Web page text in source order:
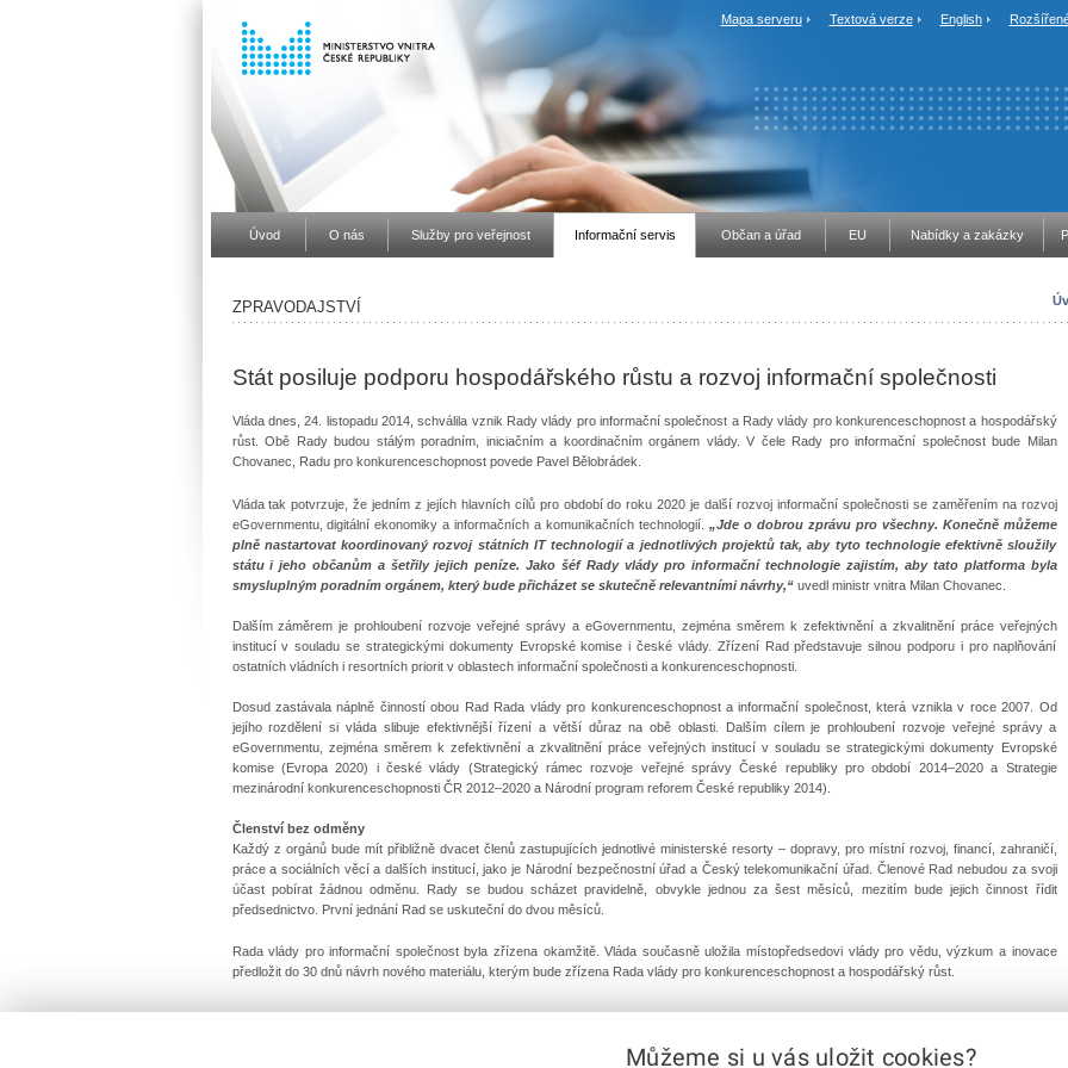
Mapa serveru Textová verze English
Úvod O nás Služby pro veřejnost Informační servis Občan a úřad EU Nabídky a zakázky
ZPRAVODAJSTVÍ
Stát posiluje podporu hospodářského růstu a rozvoj informační společnosti
Vláda dnes, 24. listopadu 2014, schválila vznik Rady vlády pro informační společnost a Rady vlády pro konkurenceschopnost a hospodářský
růst. Obě Rady budou stálým poradním, iniciačním a koordinačním orgánem vlády. V čele Rady pro informační společnost bude Milan
Chovanec, Radu pro konkurenceschopnost povede Pavel Bělobrádek.
Vláda tak potvrzuje, že jedním z jejích hlavních cílů pro období do roku 2020 je další rozvoj informační společnosti se zaměřením na rozvoj
eGovernmentu, digitální ekonomiky a informačních a komunikačních technologií. „Jde o dobrou zprávu pro všechny. Konečně můžeme
plně nastartovat koordinovaný rozvoj státních IT technologií a jednotlivých projektů tak, aby tyto technologie efektivně sloužily
státu i jeho občanům a šetřily jejich peníze. Jako šéf Rady vlády pro informační technologie zajistím, aby tato platforma byla
smysluplným poradním orgánem, který bude přicházet se skutečně relevantními návrhy,“uvedl ministr vnitra Milan Chovanec.
Dalším záměrem je prohloubení rozvoje veřejné správy a eGovernmentu, zejména směrem k zefektivnění a zkvalitnění práce veřejných
institucí v souladu se strategickými dokumenty Evropské komise i české vlády. Zřízení Rad představuje silnou podporu i pro naplňování
ostatních vládních i resortních priorit v oblastech informační společnosti a konkurenceschopnosti.
Dosud zastávala náplně činností obou Rad Rada vlády pro konkurenceschopnost a informační společnost, která vznikla v roce 2007. Od
jejího rozdělení si vláda slibuje efektivnější řízení a větší důraz na obě oblasti. Dalším cílem je prohloubení rozvoje veřejné správy a
eGovernmentu, zejména směrem k zefektivnění a zkvalitnění práce veřejných institucí v souladu se strategickými dokumenty Evropské
komise (Evropa 2020) i české vlády (Strategický rámec rozvoje veřejné správy České republiky pro období 2014–2020 a Strategie
mezinárodní konkurenceschopnosti ČR 2012–2020 a Národní program reforem České republiky 2014).
Členství bez odměny
Každý z orgánů bude mít přibližně dvacet členů zastupujících jednotlivé ministerské resorty – dopravy, pro místní rozvoj, financí, zahraničí,
práce a sociálních věcí a dalších institucí, jako je Národní bezpečnostní úřad a Český telekomunikační úřad. Členové Rad nebudou za svoji
účast pobírat žádnou odměnu. Rady se budou scházet pravidelně, obvykle jednou za šest měsíců, mezitím bude jejich činnost řídit
předsednictvo. První jednání Rad se uskuteční do dvou měsíců.
Rada vlády pro informační společnost byla zřízena okamžitě. Vláda současně uložila místopředsedovi vlády pro vědu, výzkum a inovace
předložit do 30 dnů návrh nového materiálu, kterým bude zřízena Rada vlády pro konkurenceschopnost a hospodářský růst.
Můžeme si u vás uložit cookies?